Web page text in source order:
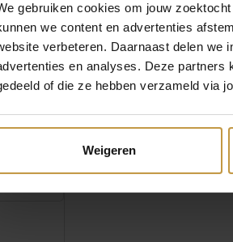
gebruiken cookies om jouw
we content en advertenties
verbeteren. Daarnaast delen we
en analyses. Deze partners
of die ze hebben verzameld via
Weigeren
€89,00 €59,00
TAGBE-30072
GRACHTENPAND
Direct leverbaar, 1 werkdag